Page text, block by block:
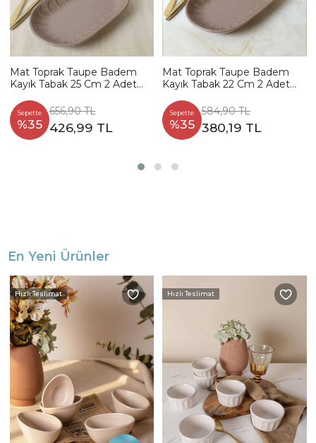
Mat Toprak Taupe Badem
Kayık Tabak 25 Cm 2 Adet
Sepette
%35
656,90 TL
426,99 TL
Mat Toprak Taupe Badem
Kayık Tabak 22 Cm 2 Adet
Sepette
%35
584,90 TL
380,19 TL
En Yeni Ürünler
Hızlı Teslimat Hızlı Teslimat